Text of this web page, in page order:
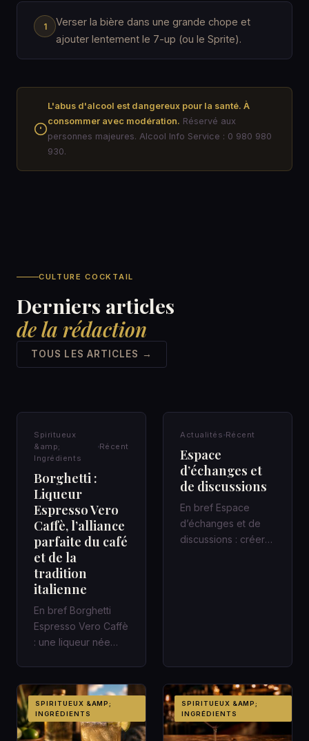
Verser la bière dans une grande chope et
ajouter lentement le 7-up (ou le Sprite).
L'abus d'alcool est dangereux pour la santé. À
consommer avec modération. Réservé aux
personnes majeures. Alcool Info Service : 0 980 980
930.
CULTURE COCKTAIL
Derniers articles
de la rédaction
TOUS LES ARTICLES →
SPIRITUEUX &AMP;
Spiritueux
&amp;
Ingrédients
Récent
Borghetti :
Liqueur
Espresso Vero
Caffè, l’alliance
parfaite du café
et de la
tradition
italienne
En bref Borghetti
Espresso Vero Caffè
: une liqueur née
un c…
ACTUALITÉS
Actualités Récent
Espace
d’échanges et
de discussions
En bref Espace
d’échanges et de
discussions : créer
SPIRITUEUX &AMP;
INGRÉDIENTS
SPIRITUEUX &AMP;
INGRÉDIENTS